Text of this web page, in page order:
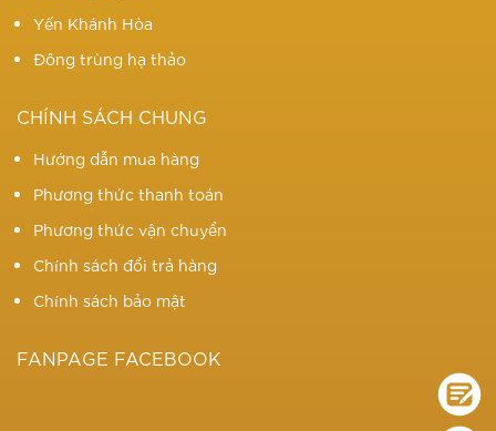
Yến Khánh Hòa
Đông trùng hạ thảo
CHÍNH SÁCH CHUNG
Hướng dẫn mua hàng
Phương thức thanh toán
Phương thức vận chuyển
Chính sách đổi trả hàng
Chính sách bảo mật
FANPAGE FACEBOOK